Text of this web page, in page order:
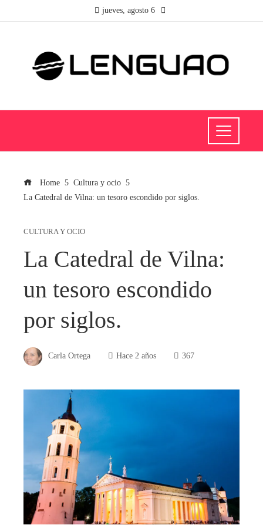
jueves, agosto 6
Home
Cultura y ocio
La Catedral de Vilna: un tesoro escondido por siglos.
CULTURA Y OCIO
La Catedral de Vilna:
un tesoro escondido
por siglos.
Carla Ortega Hace 2 años 367